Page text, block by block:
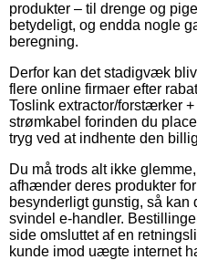
produkter – til drenge og
betydeligt, og endda nogle
beregning.
Derfor kan det stadigvæk
flere online firmaer efter
Toslink extractor/forstærker
strømkabel forinden du
tryg ved at indhente den
Du må trods alt ikke
afhænder deres produkter
besynderligt gunstig, så
svindel e-handler.
side omsluttet af en
kunde imod uægte internet